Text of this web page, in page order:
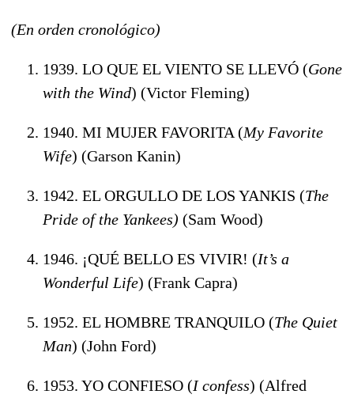
(En orden cronológico)
1939. LO QUE EL VIENTO SE LLEVÓ (Gone
with the Wind) (Victor Fleming)
1940. MI MUJER FAVORITA (My Favorite
Wife) (Garson Kanin)
1942. EL ORGULLO DE LOS YANKIS (The
Pride of the Yankees) (Sam Wood)
1946. ¡QUÉ BELLO ES VIVIR! (It’s a
Wonderful Life) (Frank Capra)
1952. EL HOMBRE TRANQUILO (The Quiet
Man) (John Ford)
1953. YO CONFIESO (I confess) (Alfred